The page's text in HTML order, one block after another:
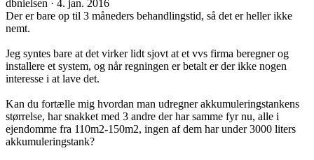
dbnielsen · 4. jan. 2016
Der er bare op til 3 måneders behandlingstid, så det er heller ikke
nemt.
Jeg syntes bare at det virker lidt sjovt at et vvs firma beregner og
installere et system, og når regningen er betalt er der ikke nogen
interesse i at lave det.
Kan du fortælle mig hvordan man udregner akkumuleringstankens
størrelse, har snakket med 3 andre der har samme fyr nu, alle i
ejendomme fra 110m2-150m2, ingen af dem har under 3000 liters
akkumuleringstank?